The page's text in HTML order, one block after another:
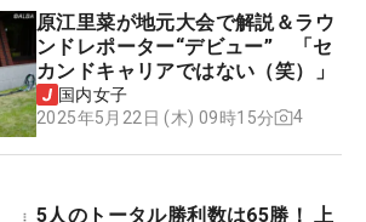
原江里菜が地元大会で解説＆ラウ
ンドレポーター“デビュー” 「セ
カンドキャリアではない（笑）」
国内女子
2025年5月22日 (木) 09時15分
4
5人のトータル勝利数は65勝！ 上